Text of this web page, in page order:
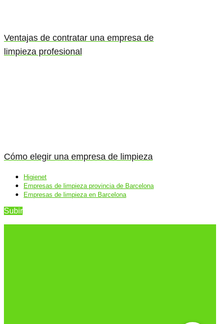
Ventajas de contratar una empresa de
limpieza profesional
Cómo elegir una empresa de limpieza
Higienet
Empresas de limpieza provincia de Barcelona
Empresas de limpieza en Barcelona
Subir